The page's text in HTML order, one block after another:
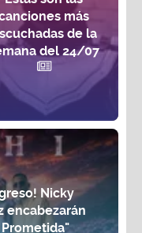
más
de la
del 24/07
Nicky
encabezarán
Prometida"